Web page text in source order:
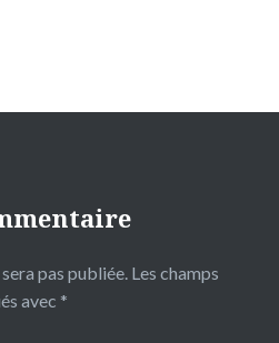
pas publiée. Les champs
avec *